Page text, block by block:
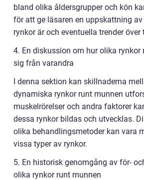
bland olika åldersgrupper och kön
för att ge läsaren en uppskattning
rynkor är och eventuella trender över
4. En diskussion om hur olika rynkor
sig från varandra
I denna sektion kan skillnaderna
dynamiska rynkor runt munnen
muskelrörelser och andra faktorer
dessa rynkor bildas och utvecklas.
olika behandlingsmetoder kan vara
vissa typer av rynkor.
5. En historisk genomgång av för-
olika rynkor runt munnen